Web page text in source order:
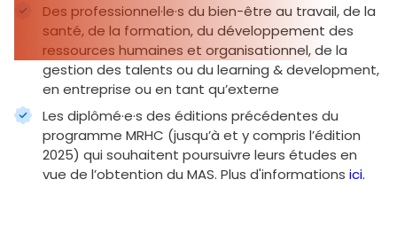
Des professionnel·le·s du bien-être au travail, de la
santé, de la formation, du développement des
ressources humaines et organisationnel, de la
gestion des talents ou du learning & development,
en entreprise ou en tant qu’externe
Les diplômé·e·s des éditions précédentes du
programme MRHC (jusqu’à et y compris l’édition
2025) qui souhaitent poursuivre leurs études en
vue de l’obtention du MAS. Plus d'informations ici.